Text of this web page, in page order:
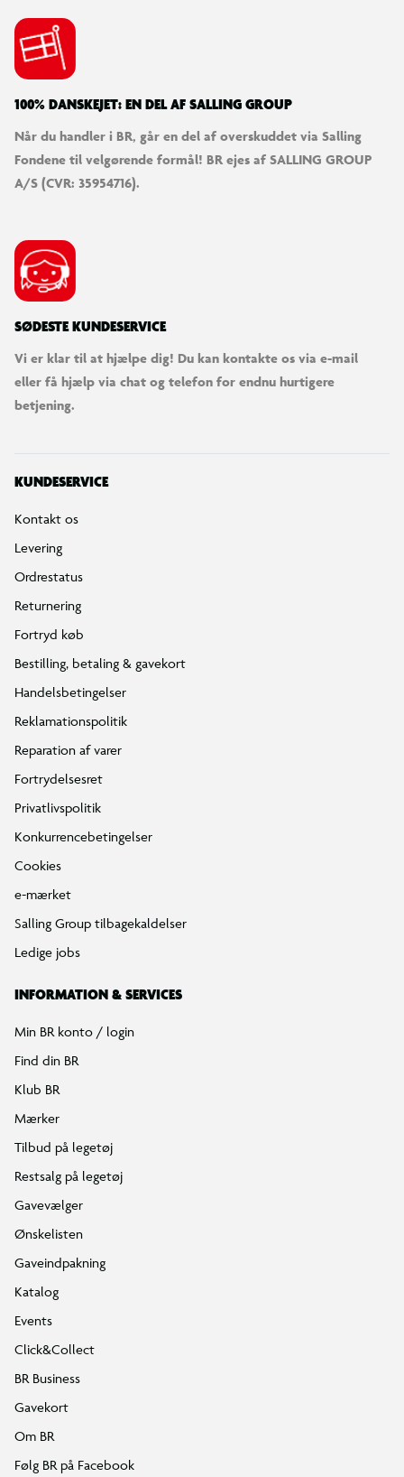
100% DANSKEJET: EN DEL AF SALLING GROUP
Når du handler i BR, går en del af overskuddet via Salling
Fondene til velgørende formål! BR ejes af SALLING GROUP
A/S (CVR: 35954716).
SØDESTE KUNDESERVICE
Vi er klar til at hjælpe dig! Du kan kontakte os via e-mail
eller få hjælp via chat og telefon for endnu hurtigere
betjening.
KUNDESERVICE
Kontakt os
Levering
Ordrestatus
Returnering
Fortryd køb
Bestilling, betaling & gavekort
Handelsbetingelser
Reklamationspolitik
Reparation af varer
Fortrydelsesret
Privatlivspolitik
Konkurrencebetingelser
Cookies
e-mærket
Salling Group tilbagekaldelser
Ledige jobs
INFORMATION & SERVICES
Min BR konto / login
Find din BR
Klub BR
Mærker
Tilbud på legetøj
Restsalg på legetøj
Gavevælger
Ønskelisten
Gaveindpakning
Katalog
Events
Click&Collect
BR Business
Gavekort
Om BR
Følg BR på Facebook